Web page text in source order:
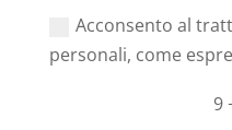
Acconsento al
personali, come
9